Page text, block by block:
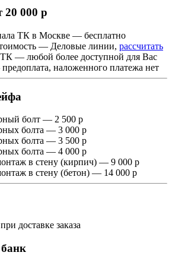
20 000 р
ТК в Москве — бесплатно
— Деловые линии, рассчитать
— любой более доступной для Вас
наложенного платежа нет
болт — 2 500 р
болта — 3 000 р
болта — 3 500 р
болта — 4 000 р
в стену (кирпич) — 9 000 р
в стену (бетон) — 14 000 р
доставке заказа